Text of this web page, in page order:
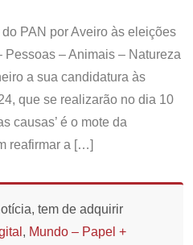
PAN por Aveiro às eleições
Pessoas – Animais – Natureza
a sua candidatura às
que se realizarão no dia 10
causas’ é o mote da
reafirmar a […]
tem de adquirir
, Mundo – Papel +